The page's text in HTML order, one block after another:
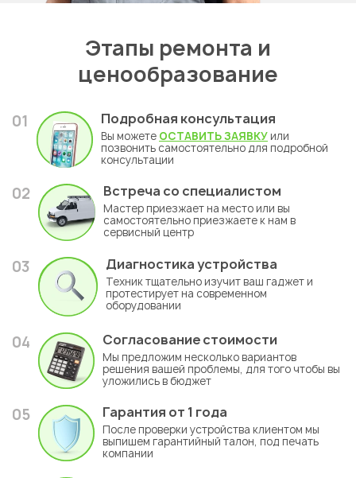
Этапы ремонта и
ценообразование
01 Подробная консультация
Вы можете ОСТАВИТЬ ЗАЯВКУ или
позвонить самостоятельно для подробной
консультации
02 Встреча со специалистом
Мастер приезжает на место или вы
самостоятельно приезжаете к нам в
сервисный центр
03 Диагностика устройства
Техник тщательно изучит ваш гаджет и
протестирует на современном
оборудовании
04 Согласование стоимости
Мы предложим несколько вариантов
решения вашей проблемы, для того чтобы вы
уложились в бюджет
05 Гарантия от 1 года
После проверки устройства клиентом мы
выпишем гарантийный талон, под печать
компании